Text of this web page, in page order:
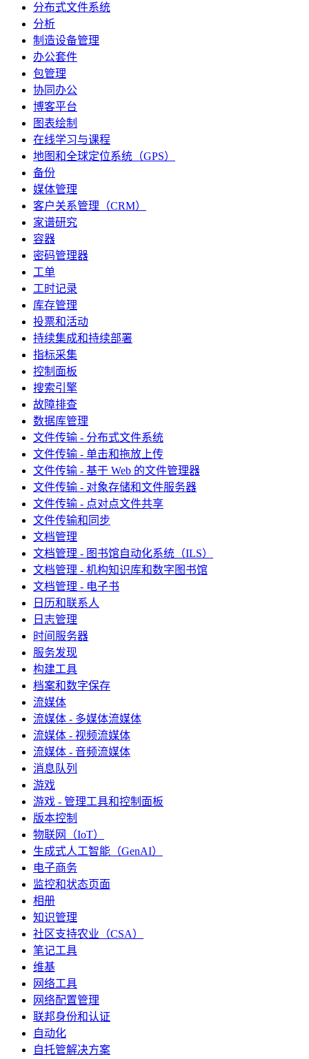
分布式文件系统
分析
制造设备管理
办公套件
包管理
协同办公
博客平台
图表绘制
在线学习与课程
地图和全球定位系统（GPS）
备份
媒体管理
客户关系管理（CRM）
家谱研究
容器
密码管理器
工单
工时记录
库存管理
投票和活动
持续集成和持续部署
指标采集
控制面板
搜索引擎
故障排查
数据库管理
文件传输 - 分布式文件系统
文件传输 - 单击和拖放上传
文件传输 - 基于 Web 的文件管理器
文件传输 - 对象存储和文件服务器
文件传输 - 点对点文件共享
文件传输和同步
文档管理
文档管理 - 图书馆自动化系统（ILS）
文档管理 - 机构知识库和数字图书馆
文档管理 - 电子书
日历和联系人
日志管理
时间服务器
服务发现
构建工具
档案和数字保存
流媒体
流媒体 - 多媒体流媒体
流媒体 - 视频流媒体
流媒体 - 音频流媒体
消息队列
游戏
游戏 - 管理工具和控制面板
版本控制
物联网（IoT）
生成式人工智能（GenAI）
电子商务
监控和状态页面
相册
知识管理
社区支持农业（CSA）
笔记工具
维基
网络工具
网络配置管理
联邦身份和认证
自动化
自托管解决方案